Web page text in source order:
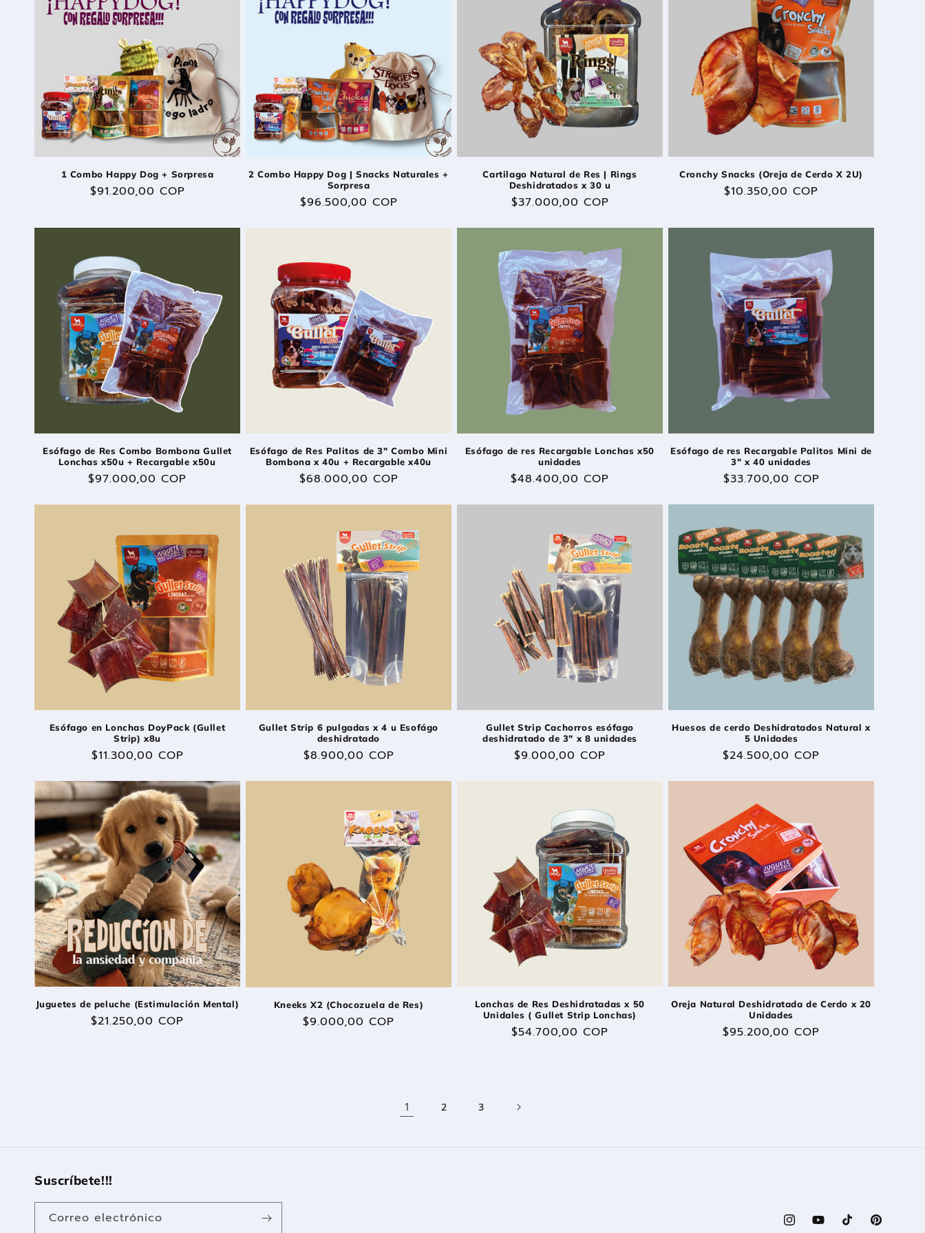
ó
n
1 Combo Happy Dog + Sorpresa
Precio
$91.200,00 COP
2 Combo Happy Dog | Snacks Naturales +
Sorpresa
Precio
$96.500,00 COP
Cartilago Natural de Res | Rings
Deshidratados x 30 u
Precio
$37.000,00 COP
Cronchy Snacks (Oreja de Cerdo X 2U)
Precio
$10.350,00 COP
Esófago de Res Combo Bombona Gullet
Lonchas x50u + Recargable x50u
Precio
$97.000,00 COP
Esófago de Res Palitos de 3" Combo Mini
Bombona x 40u + Recargable x40u
Precio
$68.000,00 COP
Esófago de res Recargable Lonchas x50
unidades
Precio
$48.400,00 COP
Esófago de res Recargable Palitos Mini de
3" x 40 unidades
Precio
$33.700,00 COP
Esófago en Lonchas DoyPack (Gullet
Strip) x8u
Precio
$11.300,00 COP
Gullet Strip 6 pulgadas x 4 u Esofágo
deshidratado
Precio
$8.900,00 COP
Gullet Strip Cachorros esófago
deshidratado de 3" x 8 unidades
Precio
$9.000,00 COP
Huesos de cerdo Deshidratados Natural x
5 Unidades
Precio
$24.500,00 COP
Juguetes de peluche (Estimulación Mental)
Precio
$21.250,00 COP
Kneeks X2 (Chocozuela de Res)
Precio
$9.000,00 COP
Lonchas de Res Deshidratadas x 50
Unidales ( Gullet Strip Lonchas)
Precio
$54.700,00 COP
Oreja Natural Deshidratada de Cerdo x 20
Unidades
Precio
$95.200,00 COP
1 2 3
Suscríbete!!!
Correo electrónico
InstagramYouTubeTikTokPinterest